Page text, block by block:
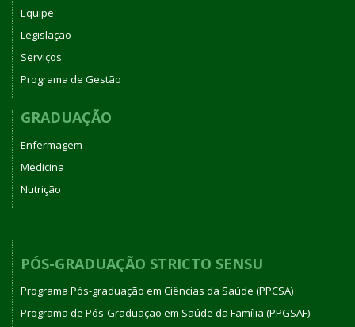
Equipe
Legislação
Serviços
Programa de Gestão
GRADUAÇÃO
Enfermagem
Medicina
Nutrição
PÓS-GRADUAÇÃO STRICTO SENSU
Programa Pós-graduação em Ciências da Saúde (PPCSA)
Programa de Pós-Graduação em Saúde da Família (PPGSAF)